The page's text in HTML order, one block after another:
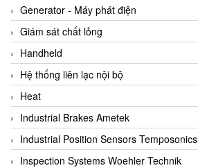
Argal
AS ENERGI
ASCO CO2
Asker
AT2E
ATC Pneumatic
ATEX System
ATI - IA
Generator - Máy phát điện
Giám sát chất lỏng
Handheld
Hệ thống liên lạc nội bộ
Heat
Industrial Brakes Ametek
Industrial Position Sensors Temposonics
Inspection Systems Woehler Technik